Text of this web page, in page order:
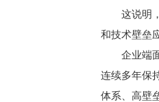
这说明，
和技术壁垒
企业端面
连续多年保
体系、高壁